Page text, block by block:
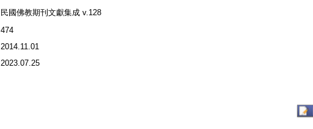
民國佛教期刊文獻集成 v.128
474
2014.11.01
2023.07.25